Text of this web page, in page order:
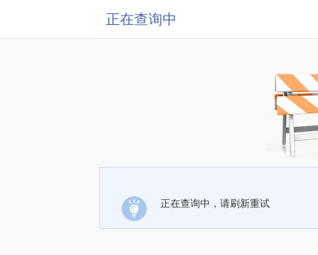
正在查询中
正在查询中，请刷新重试